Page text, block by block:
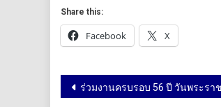
Share this:
Facebook X
ร่วมงานครบรอบ 56 ปี วันพระราชทานนาม และ 137 ปี มหาวิทยาลัยมหิดล วันที่ 2